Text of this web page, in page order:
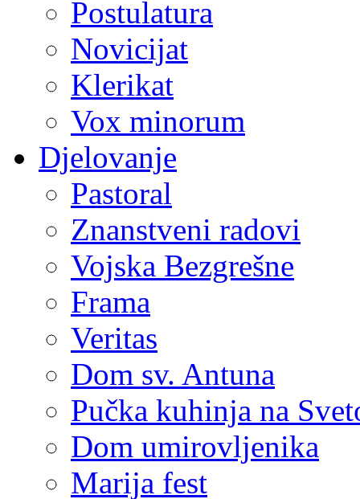
Postulatura
Novicijat
Klerikat
Vox minorum
Djelovanje
Pastoral
Znanstveni radovi
Vojska Bezgrešne
Frama
Veritas
Dom sv. Antuna
Pučka kuhinja na
Dom umirovljenika
Marija fest